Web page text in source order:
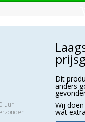
uur
Dit
anders
Wij
wat